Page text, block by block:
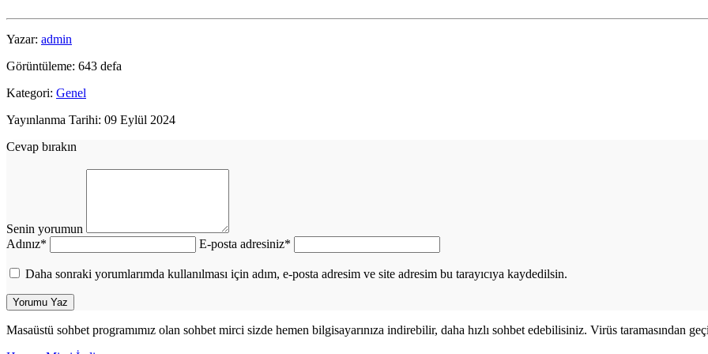
Yazar: admin
Görüntüleme: 643 defa
Kategori: Genel
Yayınlanma Tarihi: 09 Eylül 2024
Cevap bırakın
Senin yorumun
Adınız* E-posta adresiniz*
Daha sonraki yorumlarımda kullanılması için adım, e-posta adresim ve site adresim bu tarayıcıya kaydedilsin.
Masaüstü sohbet programımız olan sohbet mirci sizde hemen bilgisayarınıza indirebilir, daha hızlı sohbet edebilisiniz. Virüs taramasından